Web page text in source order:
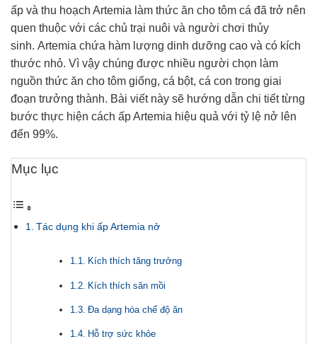
ấp và thu hoạch Artemia làm thức ăn cho tôm cá đã trở nên
quen thuộc với các chủ trại nuôi và người chơi thủy
sinh. Artemia chứa hàm lượng dinh dưỡng cao và có kích
thước nhỏ. Vì vậy chúng được nhiều người chọn làm
nguồn thức ăn cho tôm giống, cá bột, cá con trong giai
đoạn trưởng thành. Bài viết này sẽ hướng dẫn chi tiết từng
bước thực hiện cách ấp Artemia hiệu quả với tỷ lệ nở lên
đến 99%.
Mục lục
Tác dụng khi ấp Artemia nở
Kích thích tăng trưởng
Kích thích săn mồi
Đa dạng hóa chế độ ăn
Hỗ trợ sức khỏe